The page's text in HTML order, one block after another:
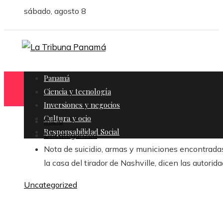
sábado, agosto 8
Panamá
Ciencia y tecnología
Inversiones y negocios
Cultura y ocio
Responsabilidad Social
Inicio
Uncategorized
Nota de suicidio, armas y municiones
la casa del tirador de Nashville, dicen las
Uncategorized